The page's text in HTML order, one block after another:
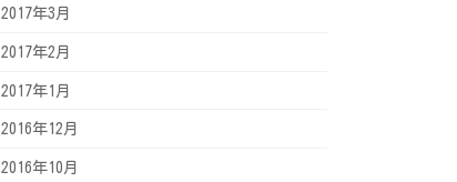
2017年3月
2017年2月
2017年1月
2016年12月
2016年10月